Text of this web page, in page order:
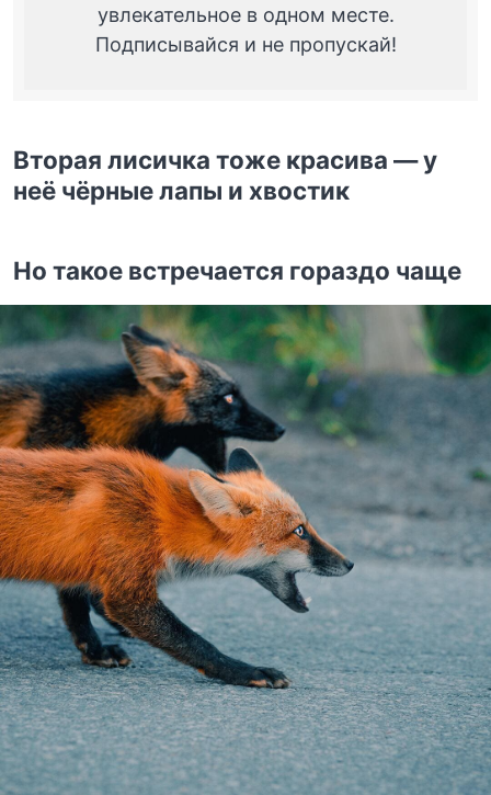
увлекательное в одном месте.
Подписывайся и не пропускай!
Вторая лисичка тоже красива — у
неё чёрные лапы и хвостик
Но такое встречается гораздо чаще